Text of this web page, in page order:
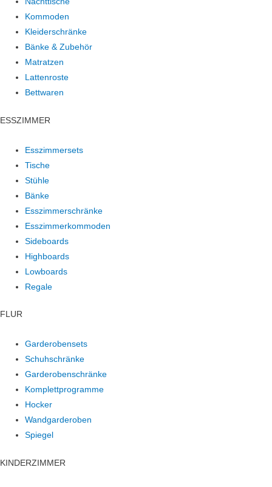
Kommoden
Kleiderschränke
Bänke & Zubehör
Matratzen
Lattenroste
Bettwaren
ESSZIMMER
Esszimmersets
Tische
Stühle
Bänke
Esszimmerschränke
Esszimmerkommoden
Sideboards
Highboards
Lowboards
Regale
FLUR
Garderobensets
Schuhschränke
Garderobenschränke
Komplettprogramme
Hocker
Wandgarderoben
Spiegel
KINDERZIMMER